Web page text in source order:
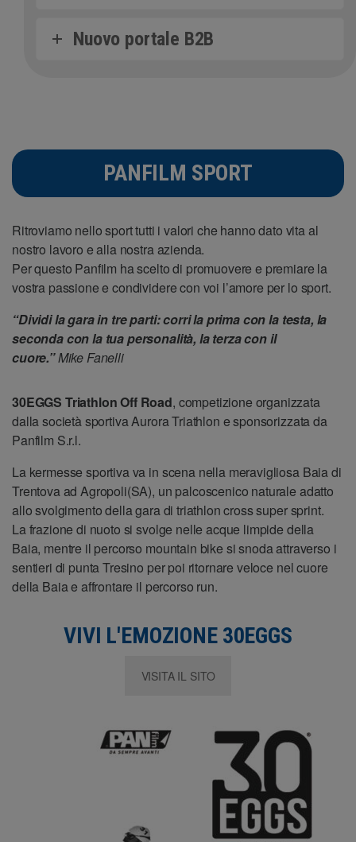
Nuovo portale B2B
PANFILM SPORT
Ritroviamo nello sport tutti i valori che hanno dato vita al
nostro lavoro e alla nostra azienda.
Per questo Panfilm ha scelto di promuovere e premiare la
vostra passione e condividere con voi l’amore per lo sport.
“Dividi la gara in tre parti: corri la prima con la testa, la
seconda con la tua personalità, la terza con il
cuore.”Mike Fanelli
30EGGS Triathlon Off Road, competizione organizzata
dalla società sportiva Aurora Triathlon e sponsorizzata da
Panfilm S.r.l.
La kermesse sportiva va in scena nella meravigliosa Baia di
Trentova ad Agropoli(SA), un palcoscenico naturale adatto
allo svolgimento della gara di triathlon cross super sprint.
La frazione di nuoto si svolge nelle acque limpide della
Baia, mentre il percorso mountain bike si snoda attraverso i
sentieri di punta Tresino per poi ritornare veloce nel cuore
della Baia e affrontare il percorso run.
VIVI L'EMOZIONE 30EGGS
VISITA IL SITO